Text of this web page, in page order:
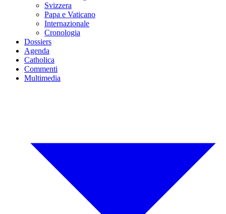
Svizzera
Papa e Vaticano
Internazionale
Cronologia
Dossiers
Agenda
Catholica
Commenti
Multimedia